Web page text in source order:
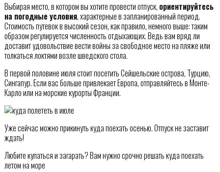
Выбирая место, в котором вы хотите провести отпуск, ориентируйтесь
на погодные условия, характерные в запланированный период.
Стоимость путевок в высокий сезон, как правило, немного выше: таким
образом регулируется численность отдыхающих. Ведь вам вряд ли
доставит удовольствие вести войны за свободное место на пляже или
толкаться локтями возле шведского стола.
В первой половине июля стоит посетить Сейшельские острова, Турцию,
Сингапур. Если вас больше привлекает Европа, отправляйтесь в Монте-
Карло или на морские курорты Франции.
Уже сейчас можно прикинуть куда поехать осенью. Отпуск не заставит
ждать!
Любите купаться и загарать? Вам нужно срочно решать куда поехать
летом на море